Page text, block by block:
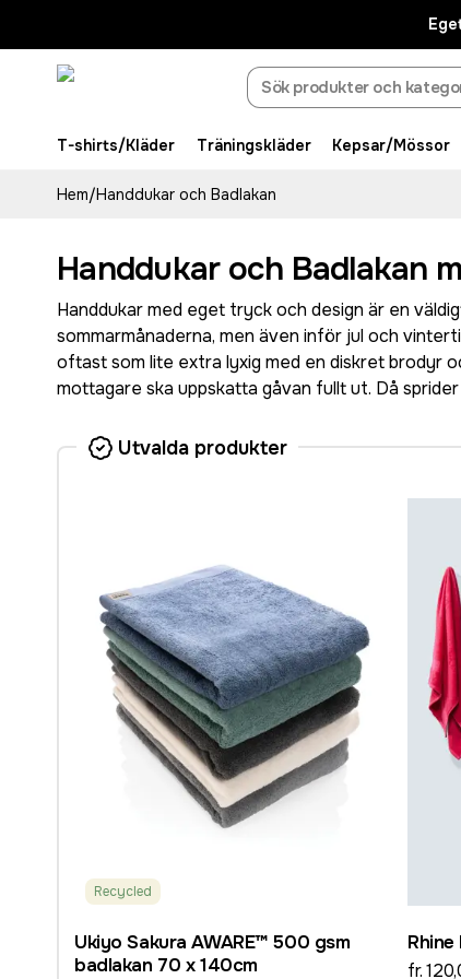
T-shirts/Kläder Träningskläder Kepsar/Mössor
Hem/Handdukar och Badlakan
Handdukar och Badlakan
Handdukar med eget tryck och design är en
sommarmånaderna, men även inför jul och
oftast som lite extra lyxig med en diskret brodyr
mottagare ska uppskatta gåvan fullt ut. Då
Utvalda produkter
Recycled
Ukiyo Sakura AWARE™ 500 gsm
badlakan 70 x 140cm
fr.